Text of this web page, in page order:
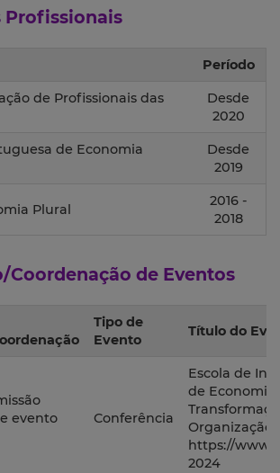
Profissionais
Período
de Profissionais das
Desde
2020
de Economia
Desde
2019
Plural
2016 -
2018
Coordenação de Eventos
Tipo de
Evento
Título do
evento
Conferência
Escola de
de Economia
Organização
https://
2024